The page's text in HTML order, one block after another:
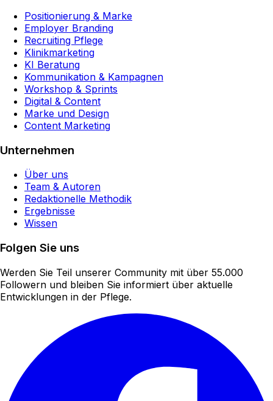
Positionierung & Marke
Employer Branding
Recruiting Pflege
Klinikmarketing
KI Beratung
Kommunikation & Kampagnen
Workshop & Sprints
Digital & Content
Marke und Design
Content Marketing
Unternehmen
Über uns
Team & Autoren
Redaktionelle Methodik
Ergebnisse
Wissen
Folgen Sie uns
Werden Sie Teil unserer Community mit über 55.000
Followern und bleiben Sie informiert über aktuelle
Entwicklungen in der Pflege.